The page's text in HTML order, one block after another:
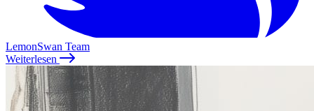
LemonSwan Team
Weiterlesen